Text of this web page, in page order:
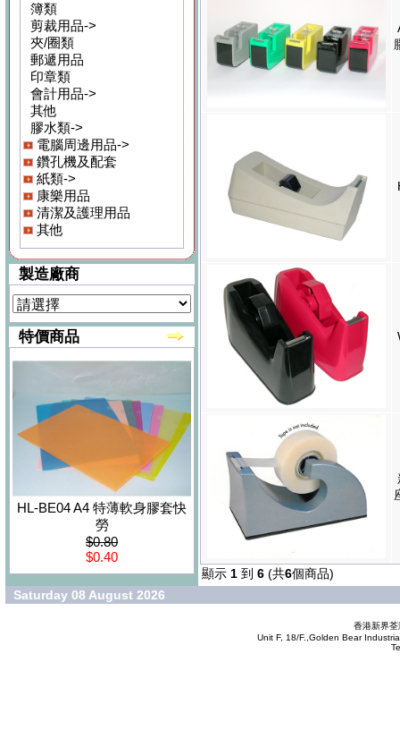
簿類
剪裁用品->
夾/圈類
郵遞用品
印章類
會計用品->
其他
膠水類->
電腦周邊用品->
鑽孔機及配套
紙類->
康樂用品
清潔及護理用品
其他
製造廠商
特價商品
HL-BE04 A4 特薄軟身膠套快
勞
$0.80
$0.40
顯示 1 到 6 (共6個商品)
Saturday 08 August 2026
香港新界
Unit F, 18/F.,Golden Bear